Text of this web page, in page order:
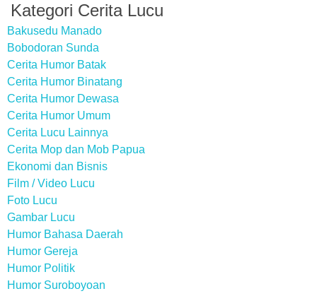
Kategori Cerita Lucu
Bakusedu Manado
Bobodoran Sunda
Cerita Humor Batak
Cerita Humor Binatang
Cerita Humor Dewasa
Cerita Humor Umum
Cerita Lucu Lainnya
Cerita Mop dan Mob Papua
Ekonomi dan Bisnis
Film / Video Lucu
Foto Lucu
Gambar Lucu
Humor Bahasa Daerah
Humor Gereja
Humor Politik
Humor Suroboyoan